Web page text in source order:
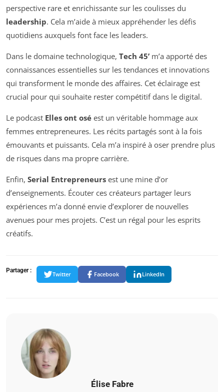
perspective rare et enrichissante sur les coulisses du
leadership. Cela m’aide à mieux appréhender les défis
quotidiens auxquels font face les leaders.
Dans le domaine technologique, Tech 45’ m’a apporté des
connaissances essentielles sur les tendances et innovations
qui transforment le monde des affaires. Cet éclairage est
crucial pour qui souhaite rester compétitif dans le digital.
Le podcast Elles ont osé est un véritable hommage aux
femmes entrepreneures. Les récits partagés sont à la fois
émouvants et puissants. Cela m’a inspiré à oser prendre plus
de risques dans ma propre carrière.
Enfin, Serial Entrepreneurs est une mine d’or
d’enseignements. Écouter ces créateurs partager leurs
expériences m’a donné envie d’explorer de nouvelles
avenues pour mes projets. C’est un régal pour les esprits
créatifs.
Partager :
Twitter Facebook LinkedIn
Élise Fabre